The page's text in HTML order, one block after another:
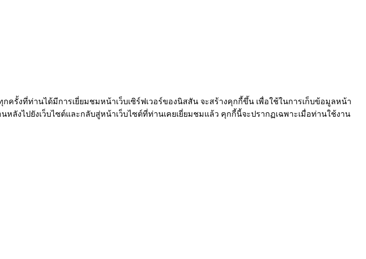
ครั้งที่ท่านได้มีการเยี่ยมชมหน้าเว็บเซิร์ฟเวอร์ของนิสสัน จะสร้างคุกกี้ขึ้น เพื่อใช้ในการเก็บข้อมูลหน้า
ลังไปยังเว็บไซต์และกลับสู่หน้าเว็บไซต์ที่ท่านเคยเยี่ยมชมแล้ว คุกกี้นี้จะปรากฏเฉพาะเมื่อท่านใช้งาน